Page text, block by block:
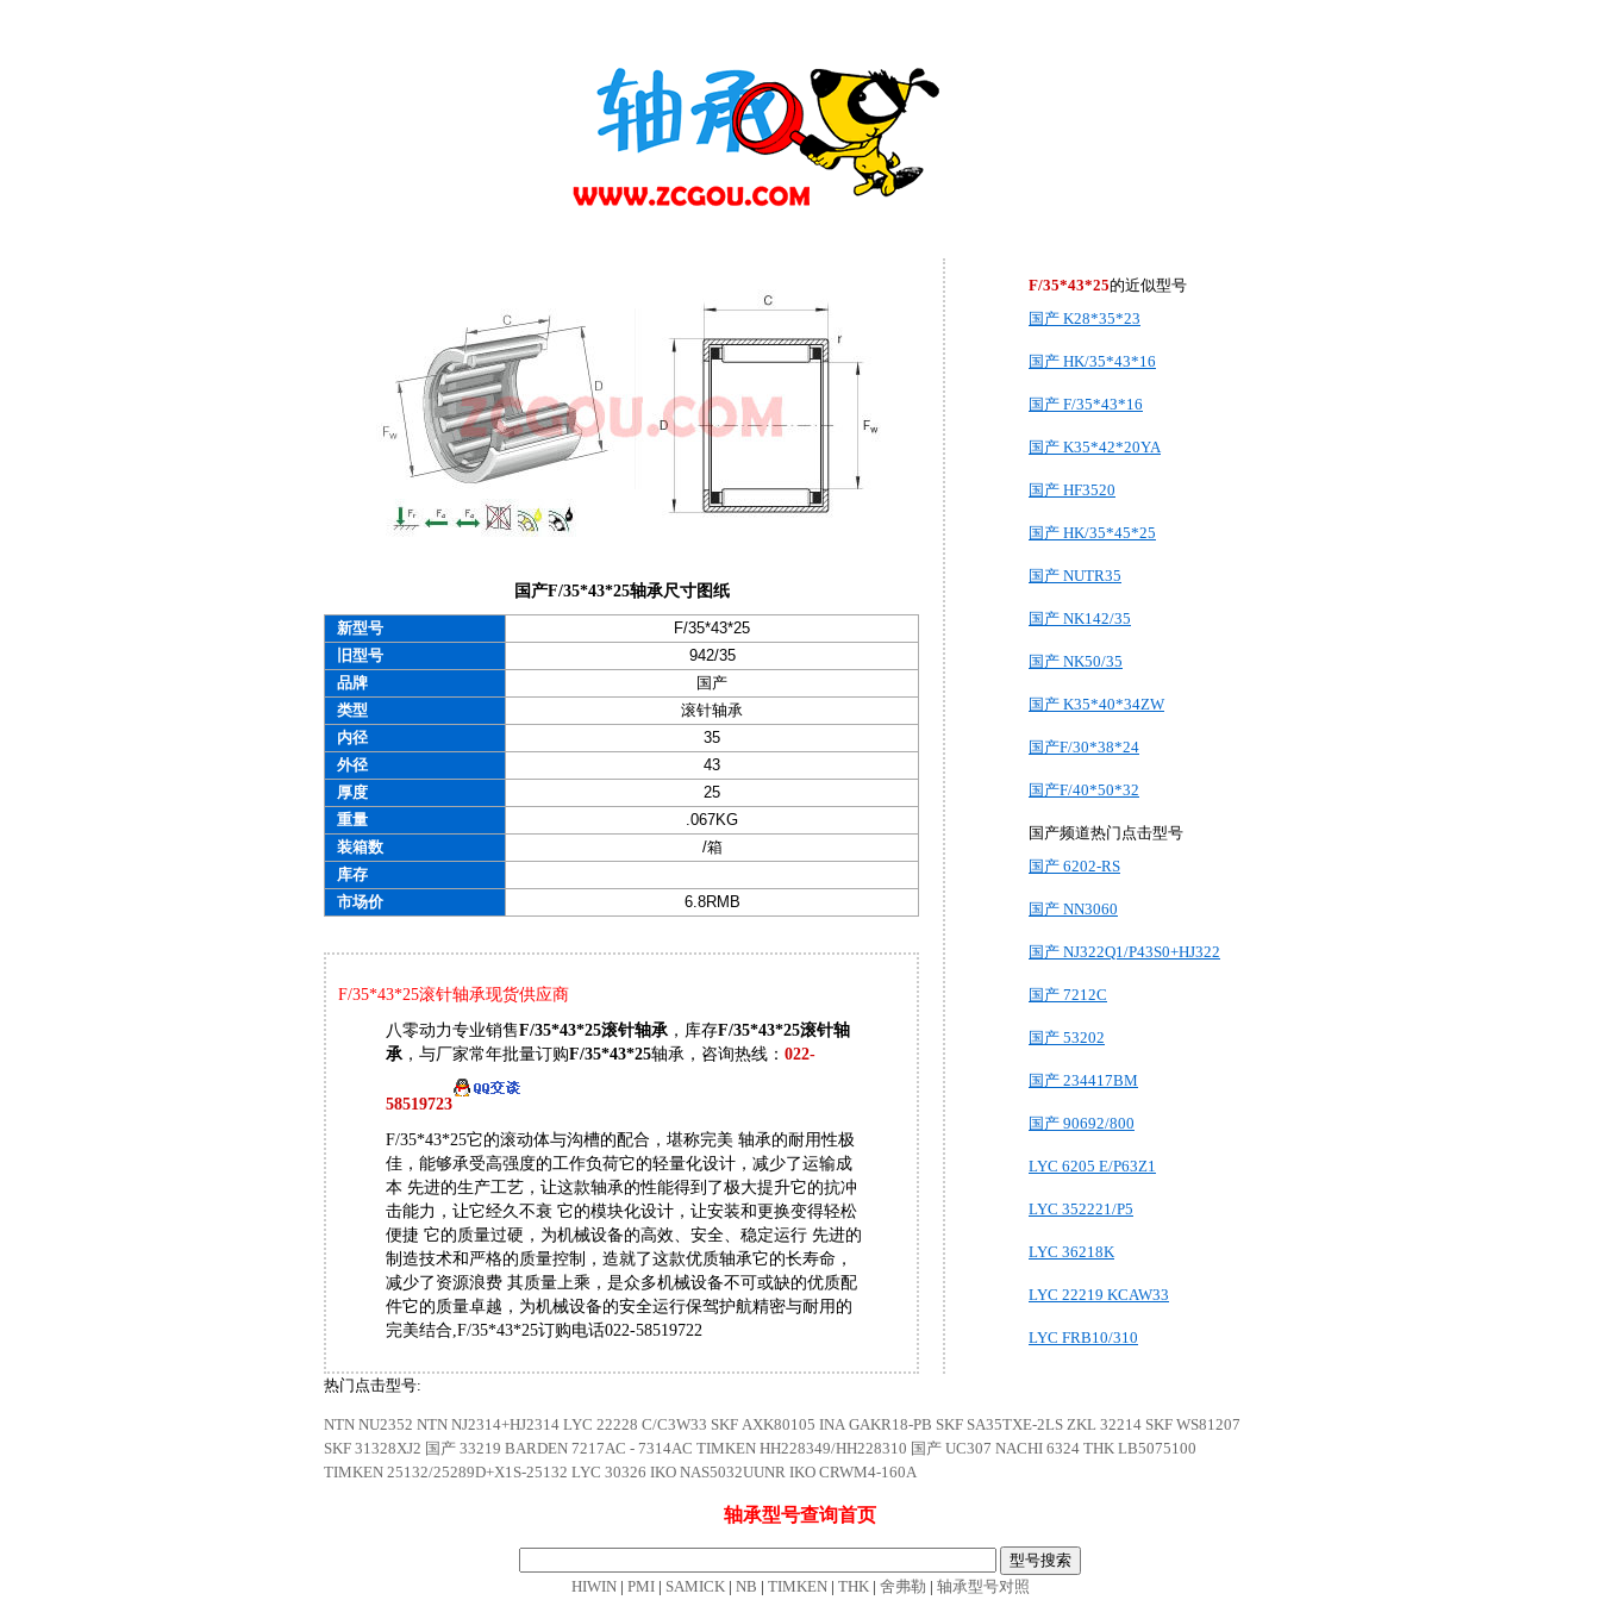
国产F/35*43*25轴承尺寸图纸
新型号
F/35*43*25
旧型号
942/35
品牌
国产
类型
滚针轴承
内径
35
外径
43
厚度
25
重量
.067KG
装箱数
/箱
库存
市场价
6.8RMB
F/35*43*25滚针轴承现货供应商
八零动力专业销售F/35*43*25滚针轴承，库存F/35*43*25滚针轴
承，与厂家常年批量订购F/35*43*25轴承，咨询热线： 022-
58519723
F/35*43*25它的滚动体与沟槽的配合，堪称完美 轴承的耐用性极
佳，能够承受高强度的工作负荷它的轻量化设计，减少了运输成
本 先进的生产工艺，让这款轴承的性能得到了极大提升它的抗冲
击能力，让它经久不衰 它的模块化设计，让安装和更换变得轻松
便捷 它的质量过硬，为机械设备的高效、安全、稳定运行 先进的
制造技术和严格的质量控制，造就了这款优质轴承它的长寿命，
减少了资源浪费 其质量上乘，是众多机械设备不可或缺的优质配
件它的质量卓越，为机械设备的安全运行保驾护航精密与耐用的
完美结合,F/35*43*25订购电话022-58519722
F/35*43*25的近似型号
国产 K28*35*23
国产 HK/35*43*16
国产 F/35*43*16
国产 K35*42*20YA
国产 HF3520
国产 HK/35*45*25
国产 NUTR35
国产 NK142/35
国产 NK50/35
国产 K35*40*34ZW
国产F/30*38*24
国产F/40*50*32
国产频道热门点击型号
国产 6202-RS
国产 NN3060
国产 NJ322Q1/P43S0+HJ322
国产 7212C
国产 53202
国产 234417BM
国产 90692/800
LYC 6205 E/P63Z1
LYC 352221/P5
LYC 36218K
LYC 22219 KCAW33
LYC FRB10/310
热门点击型号:
NTN NU2352 NTN NJ2314+HJ2314 LYC 22228 C/C3W33 SKF AXK80105 INA GAKR18-PB SKF SA35TXE-2LS ZKL 32214 SKF WS81207
SKF 31328XJ2 国产 33219 BARDEN 7217AC - 7314AC TIMKEN HH228349/HH228310 国产 UC307 NACHI 6324 THK LB5075100
TIMKEN 25132/25289D+X1S-25132 LYC 30326 IKO NAS5032UUNR IKO CRWM4-160A
轴承型号查询首页
HIWIN| PMI| SAMICK| NB | TIMKEN| THK| 舍弗勒 | 轴承型号对照